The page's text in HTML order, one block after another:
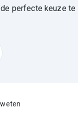
perfecte keuze te